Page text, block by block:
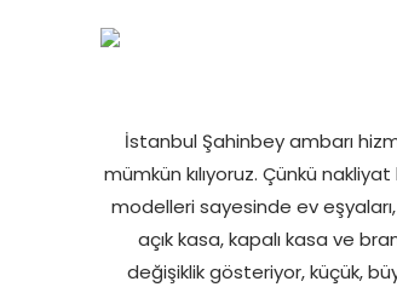
İstanbul Şahinbey ambarı
mümkün kılıyoruz. Çünkü
modelleri sayesinde ev
açık kasa, kapalı kasa ve
değişiklik gösteriyor, küçük,